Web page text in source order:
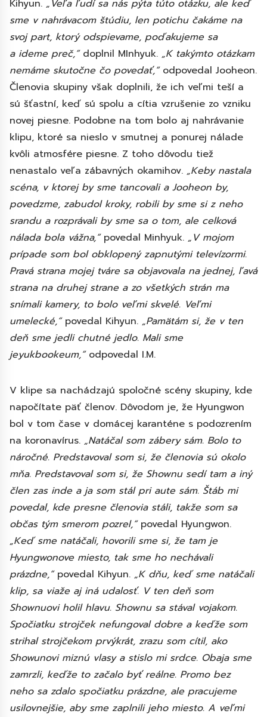
Kihyun. „Veľa ľudí sa nás pýta túto otázku, ale keď
sme v nahrávacom štúdiu, len potichu čakáme na
svoj part, ktorý odspievame, poďakujeme sa
a ideme preč,“ doplnil MInhyuk. „K takýmto otázkam
nemáme skutočne čo povedať,“odpovedal Jooheon.
Členovia skupiny však doplnili, že ich veľmi teší a
sú šťastní, keď sú spolu a cítia vzrušenie zo vzniku
novej piesne. Podobne na tom bolo aj nahrávanie
klipu, ktoré sa nieslo v smutnej a ponurej nálade
kvôli atmosfére piesne. Z toho dôvodu tiež
nenastalo veľa zábavných okamihov. „Keby nastala
scéna, v ktorej by sme tancovali a Jooheon by,
povedzme, zabudol kroky, robili by sme si z neho
srandu a rozprávali by sme sa o tom, ale celková
nálada bola vážna,“povedal Minhyuk. „V mojom
prípade som bol obklopený zapnutými televízormi.
Pravá strana mojej tváre sa objavovala na jednej, ľavá
strana na druhej strane a zo všetkých strán ma
snímali kamery, to bolo veľmi skvelé. Veľmi
umelecké,“povedal Kihyun. „Pamätám si, že v ten
deň sme jedli chutné jedlo. Mali sme
jeyukbookeum,“odpovedal I.M.
V klipe sa nachádzajú spoločné scény skupiny, kde
napočítate päť členov. Dôvodom je, že Hyungwon
bol v tom čase v domácej karanténe s podozrením
na koronavírus. „Natáčal som zábery sám. Bolo to
náročné. Predstavoval som si, že členovia sú okolo
mňa. Predstavoval som si, že Shownu sedí tam a iný
člen zas inde a ja som stál pri aute sám. Štáb mi
povedal, kde presne členovia stáli, takže som sa
občas tým smerom pozrel,“povedal Hyungwon.
„Keď sme natáčali, hovorili sme si, že tam je
Hyungwonove miesto, tak sme ho nechávali
prázdne,“povedal Kihyun. „K dňu, keď sme natáčali
klip, sa viaže aj iná udalosť. V ten deň som
Shownuovi holil hlavu. Shownu sa stával vojakom.
Spočiatku strojček nefungoval dobre a keďže som
strihal strojčekom prvýkrát, zrazu som cítil, ako
Showunovi miznú vlasy a stislo mi srdce. Obaja sme
zamrzli, keďže to začalo byť reálne. Promo bez
neho sa zdalo spočiatku prázdne, ale pracujeme
usilovnejšie, aby sme zaplnili jeho miesto. A veľmi